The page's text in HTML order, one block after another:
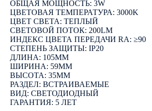
ОБЩАЯ МОЩНОСТЬ: 3W
ЦВЕТОВАЯ ТЕМПЕРАТУРА: 3000K
ЦВЕТ СВЕТА: ТЕПЛЫЙ
СВЕТОВОЙ ПОТОК: 200LM
ИНДЕКС ЦВЕТА ПЕРЕДАЧИ RA: ≥90
СТЕПЕНЬ ЗАЩИТЫ: IP20
ДЛИНА: 105ММ
ШИРИНА: 59ММ
ВЫСОТА: 35ММ
РАЗДЕЛ: ВСТРАИВАЕМЫЕ
ВИД: СВЕТОДИОДНЫЙ
ГАРАНТИЯ: 5 ЛЕТ